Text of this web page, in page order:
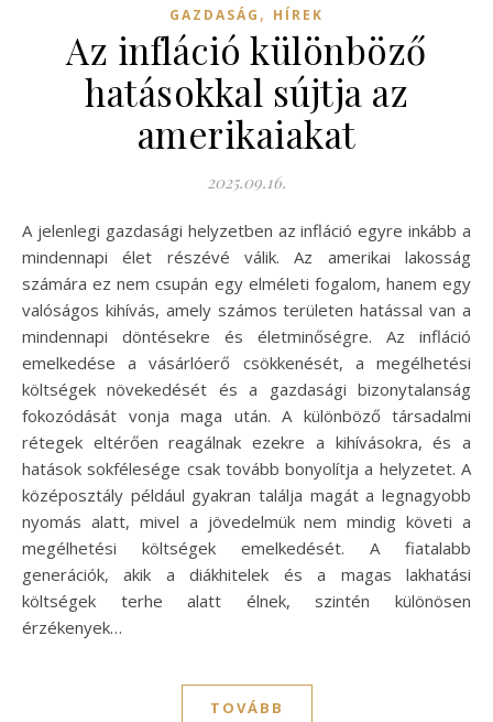
GAZDASÁG , HÍREK
Az infláció különböző
hatásokkal sújtja az
amerikaiakat
2025.09.16.
A jelenlegi gazdasági helyzetben az infláció egyre inkább a
mindennapi élet részévé válik. Az amerikai lakosság
számára ez nem csupán egy elméleti fogalom, hanem egy
valóságos kihívás, amely számos területen hatással van a
mindennapi döntésekre és életminőségre. Az infláció
emelkedése a vásárlóerő csökkenését, a megélhetési
költségek növekedését és a gazdasági bizonytalanság
fokozódását vonja maga után. A különböző társadalmi
rétegek eltérően reagálnak ezekre a kihívásokra, és a
hatások sokfélesége csak tovább bonyolítja a helyzetet. A
középosztály például gyakran találja magát a legnagyobb
nyomás alatt, mivel a jövedelmük nem mindig követi a
megélhetési költségek emelkedését. A fiatalabb
generációk, akik a diákhitelek és a magas lakhatási
költségek terhe alatt élnek, szintén különösen
érzékenyek…
TOVÁBB